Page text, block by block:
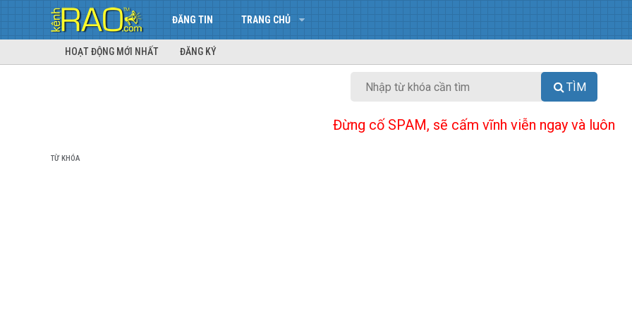
ĐĂNG TIN TRANG CHỦ
HOẠT ĐỘNG MỚI NHẤT ĐĂNG KÝ
TÌM
Đừng cố SPAM, sẽ cấm vĩnh viễn ngay và luôn
TỪ KHÓA